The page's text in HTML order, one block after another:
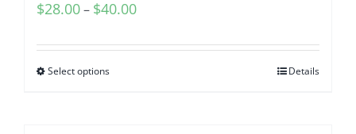
$28.00– $40.00
Select options Details